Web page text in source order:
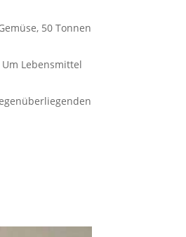
50 Tonnen
Lebensmittel